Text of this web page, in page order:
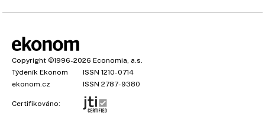
Copyright ©1996-2026 Economia, a.s.
Týdeník Ekonom
ISSN 1210-0714
ekonom.cz
ISSN 2787-9380
Certifikováno: